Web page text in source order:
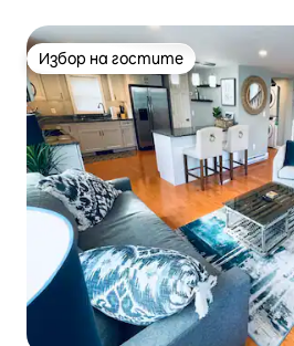
Избор на гостите
Избор на гостите